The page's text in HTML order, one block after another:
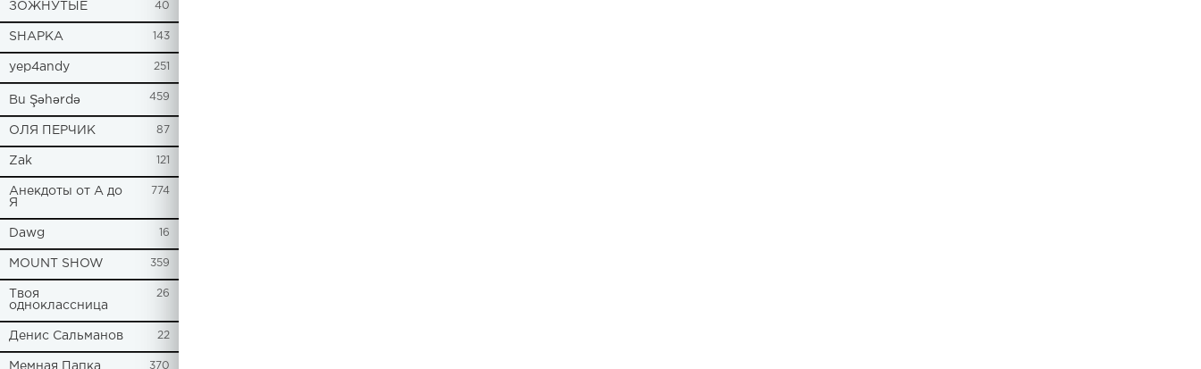
ЗОЖНУТЫЕ 40
SHAPKA 143
yep4andy 251
Bu Şəhərdə 459
ОЛЯ ПЕРЧИК 87
Zak 121
Анекдоты от А до
Я
774
Dawg 16
MOUNT SHOW 359
Твоя
одноклассница
26
Денис Сальманов 22
Мемная Папка 370